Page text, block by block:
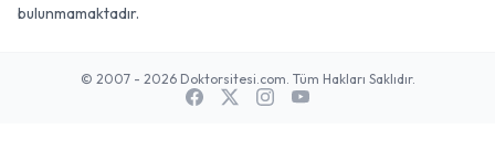
bulunmamaktadır.
© 2007 - 2026 Doktorsitesi.com. Tüm Hakları Saklıdır.